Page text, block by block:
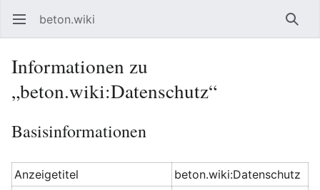
Hauptmenü öffnen beton.wiki
Informationen zu
„beton.wiki:Datenschutz“
Basisinformationen
Anzeigetitel
beton.wiki:Datenschutz